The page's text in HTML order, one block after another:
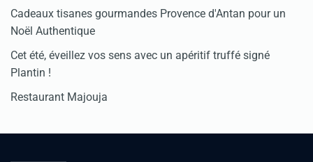
Cadeaux tisanes gourmandes Provence d'Antan pour un
Noël Authentique
Cet été, éveillez vos sens avec un apéritif truffé signé
Plantin !
Restaurant Majouja